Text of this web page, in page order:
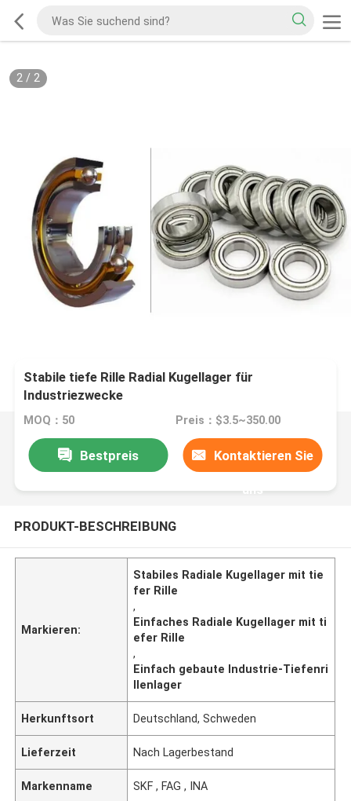
2/ 2
Stabile tiefe Rille Radial Kugellager für
Industriezwecke
MOQ：50 Preis：$3.5~350.00
Bestpreis Kontaktieren Sie
uns
PRODUKT-BESCHREIBUNG
Markieren:
Stabiles Radiale Kugellager mit tie
fer Rille
,
Einfaches Radiale Kugellager mit ti
efer Rille
,
Einfach gebaute Industrie-Tiefenri
llenlager
Herkunftsort Deutschland, Schweden
Lieferzeit Nach Lagerbestand
Markenname SKF , FAG , INA